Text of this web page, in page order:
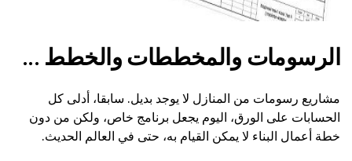
الرسومات والمخططات والخطط ...
مشاريع رسومات من المنازل لا يوجد بديل. سابقا، أدلى كل
الحسابات على الورق، اليوم يجعل برنامج خاص، ولكن من دون
خطة أعمال البناء لا يمكن القيام به، حتى في العالم الحديث.